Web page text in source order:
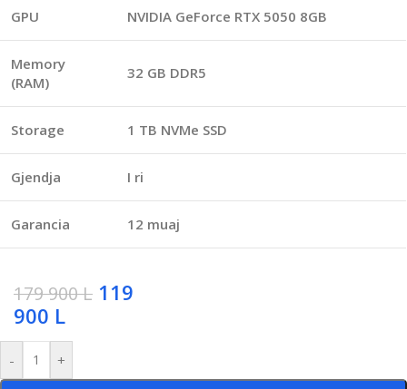
GPU NVIDIA GeForce RTX 5050 8GB
Memory
(RAM)
32 GB DDR5
Storage 1 TB NVMe SSD
Gjendja I ri
Garancia 12 muaj
179 900L 119
900 L
- +